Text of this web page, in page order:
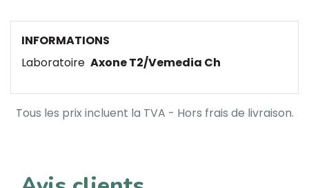
INFORMATIONS
Laboratoire Axone T2/Vemedia Ch
Tous les prix incluent la TVA - Hors frais de livraison.